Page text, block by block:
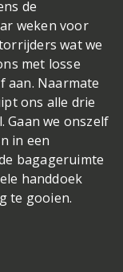
de
weken voor
wat we
met losse
aan. Naarmate
ons alle drie
Gaan we onszelf
in een
bagageruimte
handdoek
te gooien.